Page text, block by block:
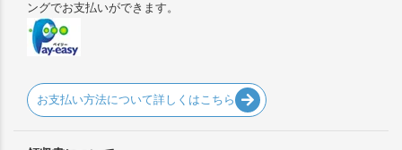
ングでお支払いができます。
お支払い方法について詳しくはこちら